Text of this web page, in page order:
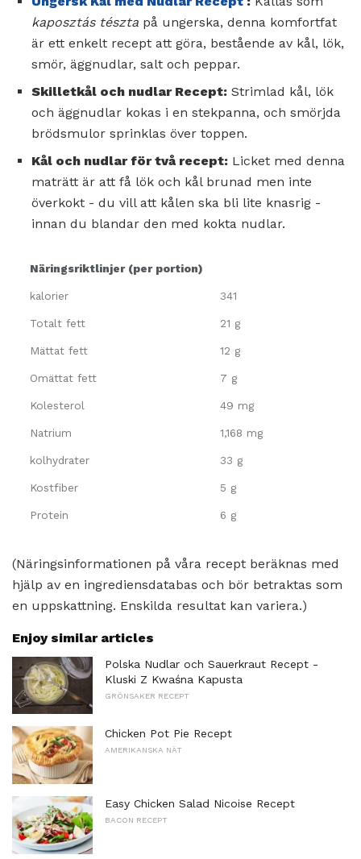
kaposztás tészta på ungerska, denna komfortfat
är ett enkelt recept att göra, bestående av kål, lök,
smör, äggnudlar, salt och peppar.
Skilletkål och nudlar Recept: Strimlad kål, lök
och äggnudlar kokas i en stekpanna, och smörjda
brödsmulor sprinklas över toppen.
Kål och nudlar för två recept: Licket med denna
maträtt är att få lök och kål brunad men inte
överkokt - du vill att kålen ska bli lite knasrig -
innan du blandar den med kokta nudlar.
Näringsriktlinjer (per portion)
kalorier 341
Totalt fett 21 g
Mättat fett 12 g
Omättat fett 7 g
Kolesterol 49 mg
Natrium 1,168 mg
kolhydrater 33 g
Kostfiber 5 g
Protein 6 g
(Näringsinformationen på våra recept beräknas med
hjälp av en ingrediensdatabas och bör betraktas som
en uppskattning. Enskilda resultat kan variera.)
Enjoy similar articles
Polska Nudlar och Sauerkraut Recept -
Kluski Z Kwaśna Kapusta
GRÖNSAKER RECEPT
Chicken Pot Pie Recept
AMERIKANSKA NÄT
Easy Chicken Salad Nicoise Recept
BACON RECEPT